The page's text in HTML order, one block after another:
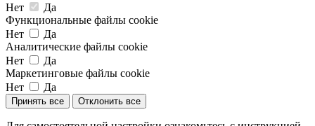
Нет
Да
Функциональные файлы cookie
Нет
Да
Аналитические файлы cookie
Нет
Да
Маркетинговые файлы cookie
Нет
Да
Принять все Отклонить все